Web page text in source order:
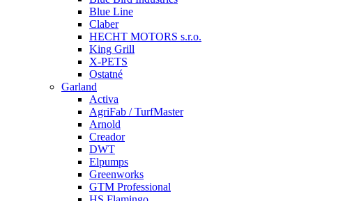
Blue Line
Claber
HECHT MOTORS s.r.o.
King Grill
X-PETS
Ostatné
Garland
Activa
AgriFab / TurfMaster
Arnold
Creador
DWT
Elpumps
Greenworks
GTM Professional